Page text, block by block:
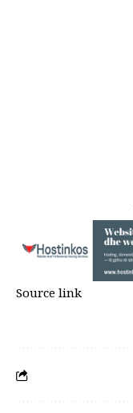
Source link